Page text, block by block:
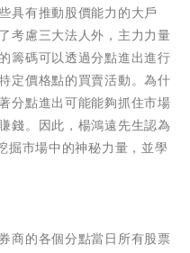
具有推動股價能力的大戶
考慮三大法人外，主力力量
籌碼可以透過分點進出進行
定價格點的買賣活動。為什
分點進出可能能夠抓住市場
錢。因此，楊鴻遠先生認為
掘市場中的神秘力量，並學
商的各個分點當日所有股票